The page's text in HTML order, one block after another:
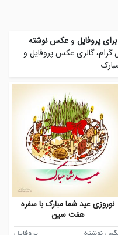
پروفایل وعکس نوشته
گرام، گالری عکس پروفایل و
نوروزی عید شما مبارک با سفره
هفت سین